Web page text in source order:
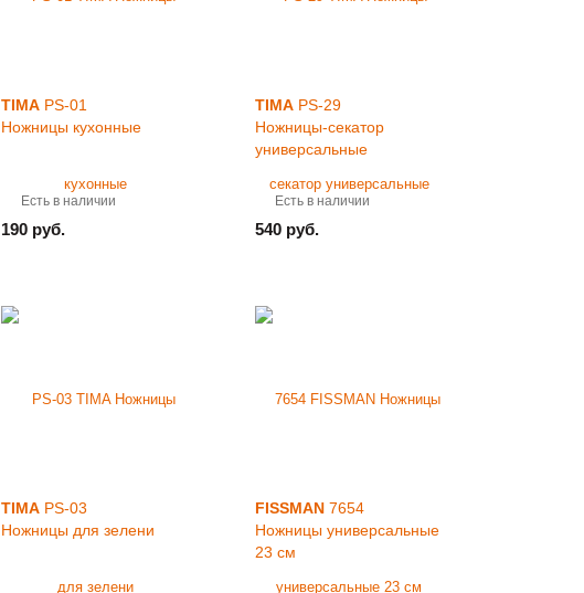
TIMA PS-01
Ножницы кухонные
Есть в наличии
190 руб.
TIMA PS-29
Ножницы-секатор
универсальные
Есть в наличии
540 руб.
TIMA PS-03
Ножницы для зелени
FISSMAN 7654
Ножницы универсальные
23 см